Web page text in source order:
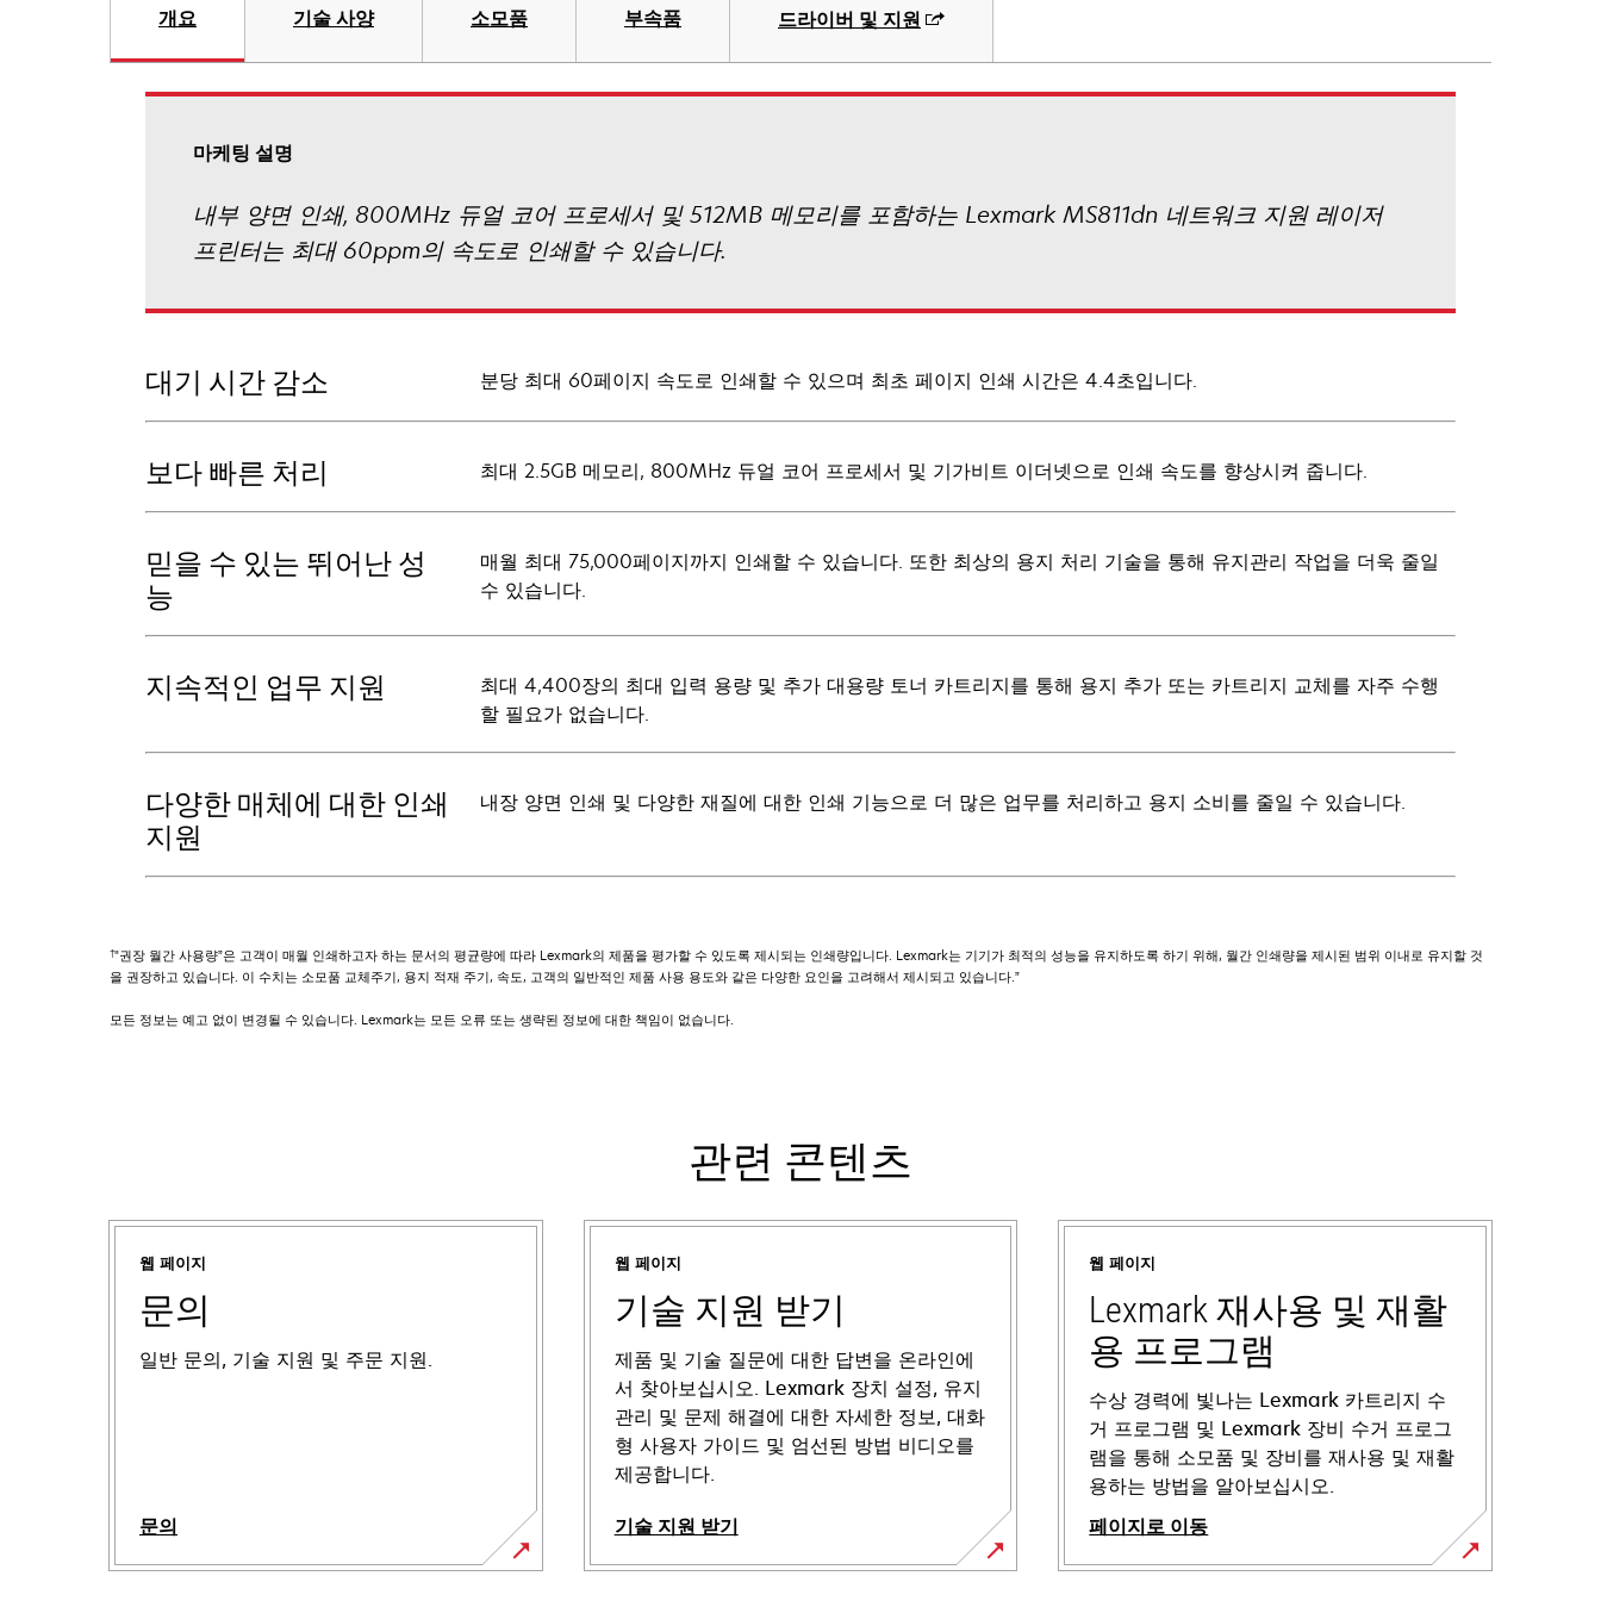
개요 기술 사양 소모품 부속품 드라이버 및 지원
마케팅 설명
내부 양면 인쇄, 800MHz 듀얼 코어 프로세서 및 512MB 메모리를 포함하는 Lexmark MS811dn 네트워크 지원 레이저
프린터는 최대 60ppm의 속도로 인쇄할 수 있습니다.
대기 시간 감소 분당 최대 60페이지 속도로 인쇄할 수 있으며 최초 페이지 인쇄 시간은 4.4초입니다.
보다 빠른 처리 최대 2.5GB 메모리, 800MHz 듀얼 코어 프로세서 및 기가비트 이더넷으로 인쇄 속도를 향상시켜 줍니다.
믿을 수 있는 뛰어난 성
능
매월 최대 75,000페이지까지 인쇄할 수 있습니다. 또한 최상의 용지 처리 기술을 통해 유지관리 작업을 더욱 줄일
수 있습니다.
지속적인 업무 지원
최대 4,400장의 최대 입력 용량 및 추가 대용량 토너 카트리지를 통해 용지 추가 또는 카트리지 교체를 자주 수행
할 필요가 없습니다.
다양한 매체에 대한 인쇄
지원
내장 양면 인쇄 및 다양한 재질에 대한 인쇄 기능으로 더 많은 업무를 처리하고 용지 소비를 줄일 수 있습니다.
†"권장 월간 사용량”은 고객이 매월 인쇄하고자 하는 문서의 평균량에 따라 Lexmark의 제품을 평가할 수 있도록 제시되는 인쇄량입니다. Lexmark는 기기가 최적의 성능을 유지하도록 하기 위해, 월간 인쇄량을 제시된 범위 이내로 유지할 것
을 권장하고 있습니다. 이 수치는 소모품 교체주기, 용지 적재 주기, 속도, 고객의 일반적인 제품 사용 용도와 같은 다양한 요인을 고려해서 제시되고 있습니다.”
모든 정보는 예고 없이 변경될 수 있습니다. Lexmark는 모든 오류 또는 생략된 정보에 대한 책임이 없습니다.
관련 콘텐츠
웹 페이지
문의
일반 문의, 기술 지원 및 주문 지원.
문의
웹 페이지
기술 지원 받기
제품 및 기술 질문에 대한 답변을 온라인에
서 찾아보십시오. Lexmark 장치 설정, 유지
관리 및 문제 해결에 대한 자세한 정보, 대화
형 사용자 가이드 및 엄선된 방법 비디오를
제공합니다.
기술 지원 받기
새
웹 페이지
Lexmark 재사용 및 재활
용 프로그램
수상 경력에 빛나는 Lexmark 카트리지 수
거 프로그램 및 Lexmark 장비 수거 프로그
램을 통해 소모품 및 장비를 재사용 및 재활
용하는 방법을 알아보십시오.
페이지로 이동